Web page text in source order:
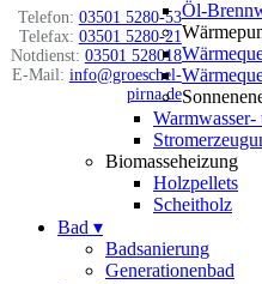
Telefon: 03501 5280-53
Telefax: 03501 5280-21
Notdienst: 03501 528018
E-Mail: info@groeschel-
pirna.de
Öl-
Biomasseheizung
Holzpellets
Scheitholz
Bad ▾
Badsanierung
Generationenbad